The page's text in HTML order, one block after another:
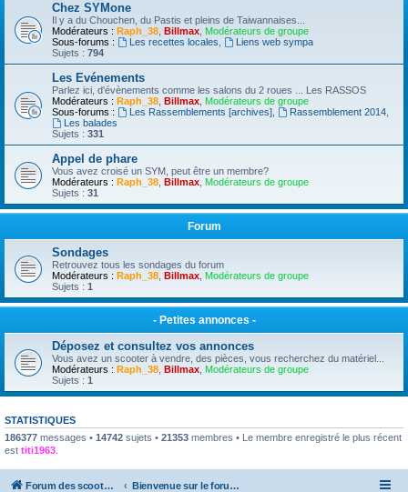
Chez SYMone
Il y a du Chouchen, du Pastis et pleins de Taiwannaises...
Modérateurs : Raph_38 Billmax Modérateurs de groupe
Sous-forums :
Les recettes locales
Liens web sympa
Sujets : 794
Les Evénements
Parlez ici, d'évènements comme les salons du 2 roues ... Les RASSOS
Modérateurs : Raph_38 Billmax Modérateurs de groupe
Sous-forums :
Les Rassemblements [archives], Rassemblement 2014,
Les balades
Sujets : 331
Appel de phare
Vous avez croisé un SYM, peut être un membre?
Modérateurs : Raph_38 Billmax Modérateurs de groupe
Sujets : 31
Forum
Sondages
Retrouvez tous les sondages du forum
Modérateurs : Raph_38 Billmax Modérateurs de groupe
Sujets : 1
- Petites annonces -
Déposez et consultez vos annonces
Vous avez un scooter à vendre, des pièces, vous recherchez du matériel...
Modérateurs : Raph_38 Billmax Modérateurs de groupe
Sujets : 1
STATISTIQUES
186377 messages • 14742 sujets • 21353 membres • Le membre enregistré le plus récent
est titi1963
Forum des scooters SYM - GTS -MAXSYM - CRUISYM - JOYMAX - Maxsym TL Bienvenue sur le forum des scooters de la gamme SYM